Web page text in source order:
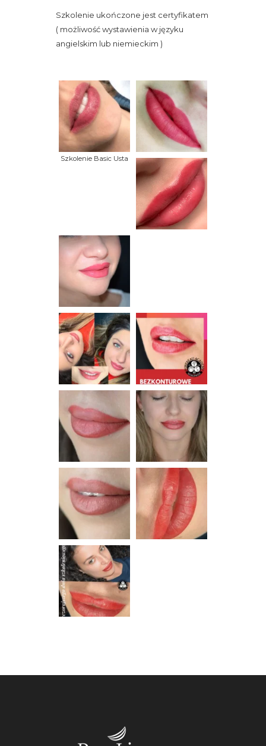
Szkolenie ukończone jest certyfikatem
( możliwość wystawienia w języku
angielskim lub niemieckim )
Szkolenie Basic Usta